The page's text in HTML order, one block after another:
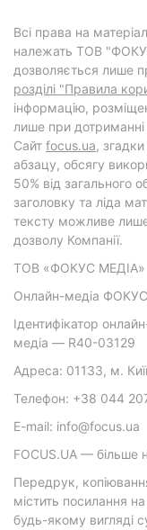
Всі права на
належать ТОВ
дозволяється лише
розділі "Правила
інформацію,
лише при
Cайт focus.ua,
абзацу, обсягу
50% від загального
заголовку та ліда
тексту можливе
дозволу Компанії.
ТОВ «ФОКУС МЕДІА»
Онлайн-медіа ФОКУС
Ідентифікатор
медіа — R40-03129
Адреса: 01133, м.
Телефон: +38 044
E-mail: info@focus.ua
FOCUS.UA — більше
Передрук,
містить посилання
будь-якому вигляді